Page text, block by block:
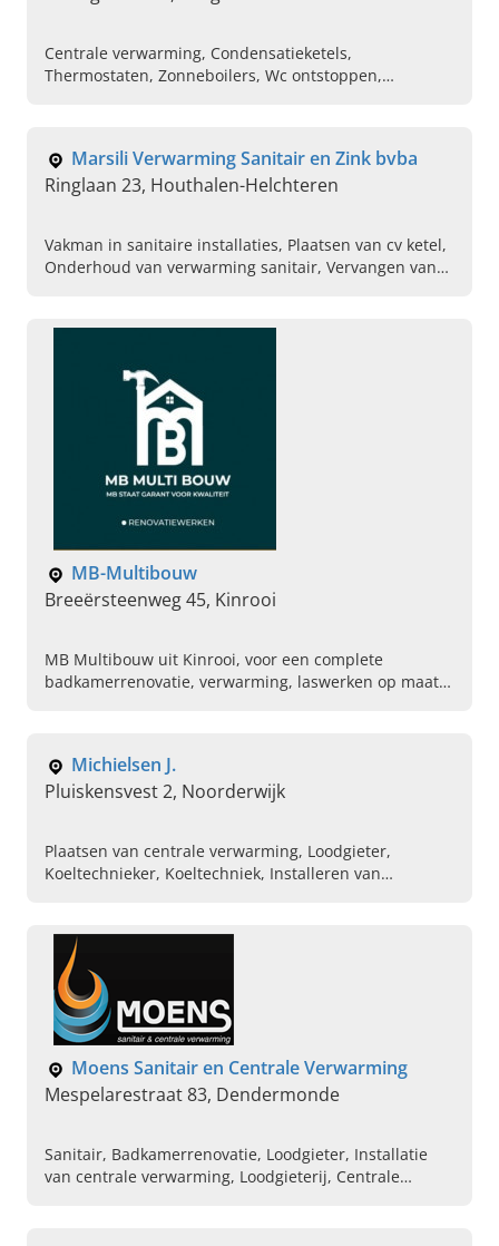
Centrale verwarming, Condensatieketels,
Thermostaten, Zonneboilers, Wc ontstoppen,
Marsili Verwarming Sanitair en Zink bvba
Ringlaan 23, Houthalen-Helchteren
Vakman in sanitaire installaties, Plaatsen van cv ketel,
Onderhoud van verwarming sanitair, Vervangen van
Plaatsen van airco conditioning, Plaatsen van
MB-Multibouw
Breeërsteenweg 45, Kinrooi
MB Multibouw uit Kinrooi, voor een complete
badkamerrenovatie, verwarming, laswerken op maat
Michielsen J.
Pluiskensvest 2, Noorderwijk
Plaatsen van centrale verwarming, Loodgieter,
Koeltechnieker, Koeltechniek, Installeren van
Moens Sanitair en Centrale Verwarming
Mespelarestraat 83, Dendermonde
Sanitair, Badkamerrenovatie, Loodgieter, Installatie
van centrale verwarming, Loodgieterij, Centrale